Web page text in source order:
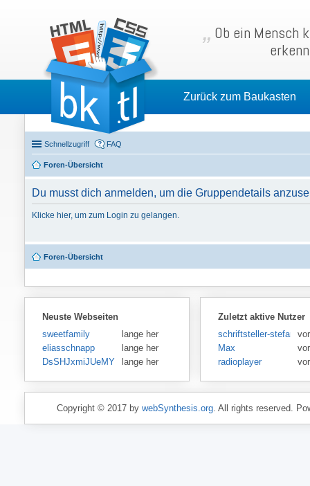
Ob ein Mensch
Zurück zum Baukasten
Schnellzugriff FAQ
Foren-Übersicht
Du musst dich anmelden, um die Gruppendetails
Klicke hier, um zum Login zu gelangen.
Foren-Übersicht
Neuste Webseiten
sweetfamily
lange her
eliasschnapp
lange her
DsSHJxmiJUeMY
lange her
Zuletzt aktive Nutzer
schriftsteller-stefansen
Max
radioplayer
Copyright © 2017 by webSynthesis.org. All rights reserved.